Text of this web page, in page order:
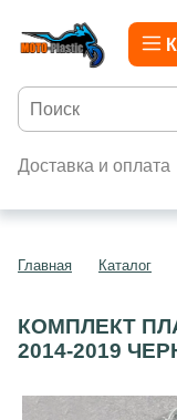
Доставка и оплата
Главная Каталог
КОМПЛЕКТ
2014-2019